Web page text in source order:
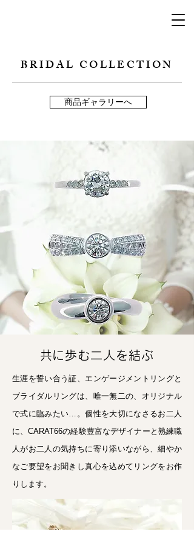
BRIDAL COLLECTION
商品ギャラリーへ
​共に歩む二人を結ぶ
生涯を誓い合う証、エンゲージメントリングと
ブライダルリングは、唯一無二の、オリジナル
で式に臨みたい…。個性を大切になさるお二人
に、CARAT66の経験豊富なデザイナーと熟練職
人がお二人の気持ちに寄り添いながら、細やか
なご要望をお聞きし真心を込めてリングをお作
りします。